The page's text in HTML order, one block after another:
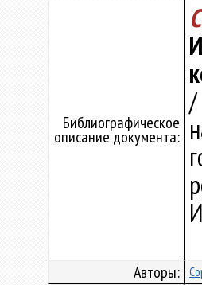
Библиографическое
описание документа:
/
Авторы: